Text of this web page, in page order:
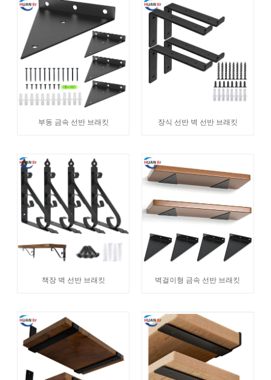
부동 금속 선반 브래킷 장식 선반 벽 선반 브래킷
책장 벽 선반 브래킷 벽걸이형 금속 선반 브래킷